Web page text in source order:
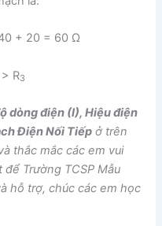
+ 20 = 60 Ω
> R3
dòng điện (I), Hiệu điện
Điện Nối Tiếp ở trên
thắc mắc các em vui
Trường TCSP Mẫu
hỗ trợ, chúc các em học